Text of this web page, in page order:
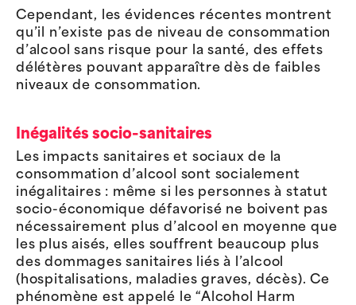
Cependant, les évidences récentes montrent
qu’il n’existe pas de niveau de consommation
d’alcool sans risque pour la santé, des effets
délétères pouvant apparaître dès de faibles
niveaux de consommation.
Inégalités socio-sanitaires
Les impacts sanitaires et sociaux de la
consommation d’alcool sont socialement
inégalitaires : même si les personnes à statut
socio-économique défavorisé ne boivent pas
nécessairement plus d’alcool en moyenne que
les plus aisés, elles souffrent beaucoup plus
des dommages sanitaires liés à l’alcool
(hospitalisations, maladies graves, décès). Ce
phénomène est appelé le “Alcohol Harm